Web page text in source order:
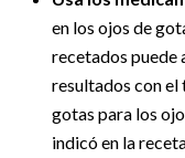
en los ojos de
recetados puede
resultados con el
gotas para los
indicó en la